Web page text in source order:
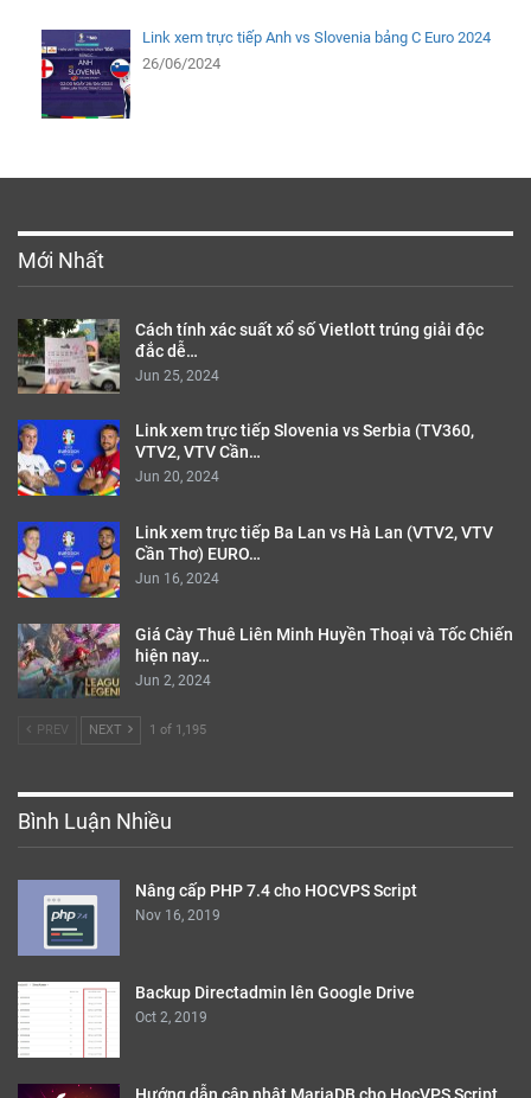
Link xem trực tiếp Anh vs Slovenia bảng C Euro 2024
26/06/2024
Mới Nhất
Cách tính xác suất xổ số Vietlott trúng giải độc
đắc dễ…
Jun 25, 2024
Link xem trực tiếp Slovenia vs Serbia (TV360,
VTV2, VTV Cần…
Jun 20, 2024
Link xem trực tiếp Ba Lan vs Hà Lan (VTV2, VTV
Cần Thơ) EURO…
Jun 16, 2024
Giá Cày Thuê Liên Minh Huyền Thoại và Tốc Chiến
hiện nay…
Jun 2, 2024
PREV NEXT 1 of 1,195
Bình Luận Nhiều
Nâng cấp PHP 7.4 cho HOCVPS Script
Nov 16, 2019
Backup Directadmin lên Google Drive
Oct 2, 2019
Hướng dẫn cập nhật MariaDB cho HocVPS Script